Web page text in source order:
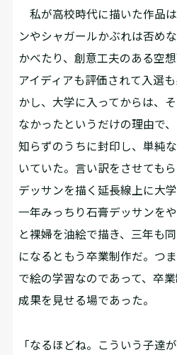
私が高校時代に描いた作品
ンやシャガールかぶれは否め
かべたり、創意工夫のある空
アイディアも評価されて入選
かし、大学に入ってからは、
なかったというだけの理由で
知らずのうちに封印し、単純
いていた。言い訳をさせても
デッサンを描く延長線上に大
一年みっちり石膏デッサンを
と裸婦を油絵で描き、三年も
になるともう卒業制作だ。つ
で絵の学習なのであって、卒
成果を見せる場であった。
「なるほどね。こういう子達